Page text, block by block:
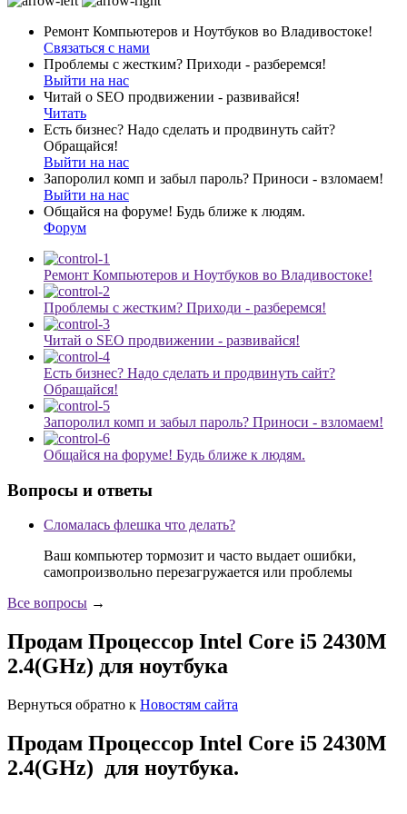
Ремонт Компьютеров и Ноутбуков во Владивостоке!
Связаться с нами
Проблемы с жестким? Приходи - разберемся!
Выйти на нас
Читай о SEO продвижении - развивайся!
Читать
Есть бизнес? Надо сделать и продвинуть сайт?
Обращайся!
Выйти на нас
Запоролил комп и забыл пароль? Приноси - взломаем!
Выйти на нас
Общайся на форуме! Будь ближе к людям.
Форум
Ремонт Компьютеров и Ноутбуков во Владивостоке!
Проблемы с жестким? Приходи - разберемся!
Читай о SEO продвижении - развивайся!
Есть бизнес? Надо сделать и продвинуть сайт?
Обращайся!
Запоролил комп и забыл пароль? Приноси - взломаем!
Общайся на форуме! Будь ближе к людям.
Вопросы и ответы
Сломалась флешка что делать?
Ваш компьютер тормозит и часто выдает ошибки,
самопроизвольно перезагружается или проблемы
Все вопросы →
Продам Процессор Intel Core i5 2430M
2.4(GHz) для ноутбука
Вернуться обратно к Новостям сайта
Продам Процессор Intel Core i5 2430M
2.4(GHz) для ноутбука.